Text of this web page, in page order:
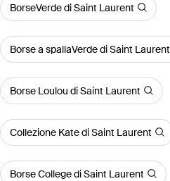
BorseVerde di Saint Laurent
Borse a spallaVerde di Saint Laurent
Borse Loulou di Saint Laurent
Collezione Kate di Saint Laurent
Borse College di Saint Laurent